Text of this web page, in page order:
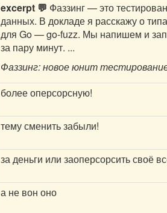
excerpt 💬 Фаззинг — это
данных. В докладе я расскажу о
для Go — go-fuzz. Мы напишем и
за пару минут. ...
Фаззинг: новое юнит
более оперсорсную!
тему сменить забыли!
за деньги или заоперсорсить своё
а не вон оно